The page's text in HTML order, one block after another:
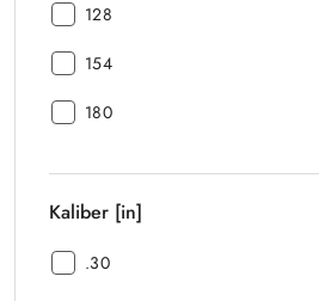
Ilość
128
Ilość
154
Ilość
180
Kaliber [in]
Kaliber
.30